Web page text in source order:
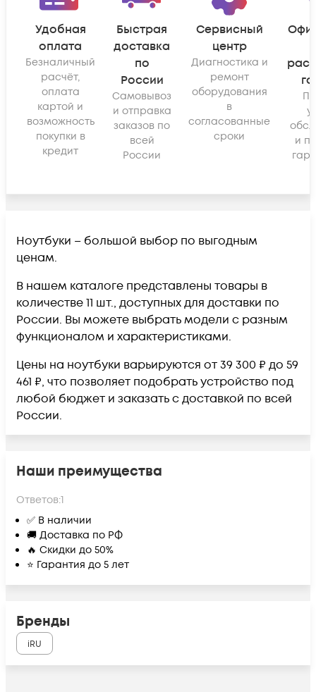
Удобная
оплата
Безналичный
расчёт,
оплата
картой и
возможность
покупки в
кредит
Быстрая
доставка
по
России
Самовывоз
и отправка
заказов по
всей
России
Сервисный
центр
Диагностика и
ремонт
оборудования
в
согласованные
сроки
и
Ноутбуки – большой выбор по выгодным
ценам.
В нашем каталоге представлены товары в
количестве 11 шт., доступных для доставки по
России. Вы можете выбрать модели с разным
функционалом и характеристиками.
Цены на ноутбуки варьируются от 39 300 ₽ до 59
461 ₽, что позволяет подобрать устройство под
любой бюджет и заказать с доставкой по всей
России.
Наши преимущества
Ответов:1
✅ В наличии
🚚 Доставка по РФ
🔥 Скидки до 50%
⭐ Гарантия до 5 лет
Бренды
iRU